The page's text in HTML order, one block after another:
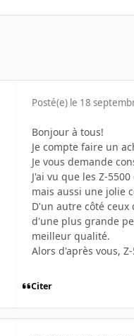
Posté(e) le 18
Bonjour à tous!
Je compte faire un
Je vous demande
J'ai vu que les Z-
mais aussi une jolie
D'un autre côté
d'une plus grande
meilleur qualité.
Alors d'après vous,
Citer